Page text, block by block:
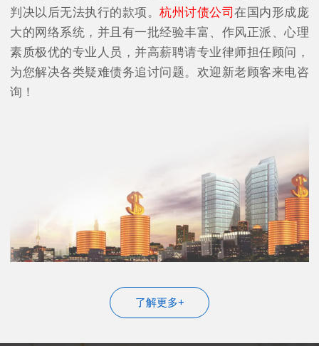
判决以后无法执行的款项。杭州讨债公司在国内形成庞
大的网络系统，并且有一批经验丰富、作风正派、心理
素质极优的专业人员，并高薪聘请专业律师担任顾问，
为您解决各类疑难债务追讨问题。欢迎新老顾客来电咨
询！
了解更多+